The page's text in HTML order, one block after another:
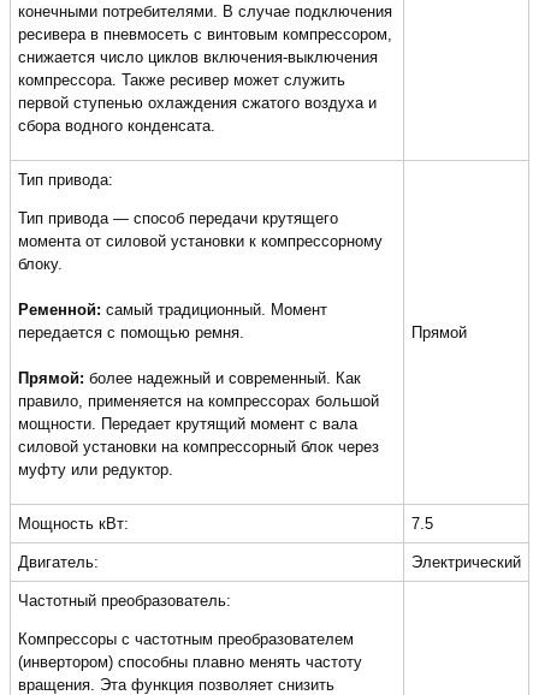
конечными потребителями. В случае подключения
ресивера в пневмосеть с винтовым компрессором,
снижается число циклов включения-выключения
компрессора. Также ресивер может служить
первой ступенью охлаждения сжатого воздуха и
сбора водного конденсата.
Тип привода:
Тип привода — способ передачи крутящего
момента от силовой установки к компрессорному
блоку.
Ременной: самый традиционный. Момент
передается с помощью ремня.
Прямой: более надежный и современный. Как
правило, применяется на компрессорах большой
мощности. Передает крутящий момент с вала
силовой установки на компрессорный блок через
муфту или редуктор.
Прямой
Мощность кВт: 7.5
Двигатель: Электрический
Частотный преобразователь:
Компрессоры с частотным преобразователем
(инвертором) способны плавно менять частоту
вращения. Эта функция позволяет снизить